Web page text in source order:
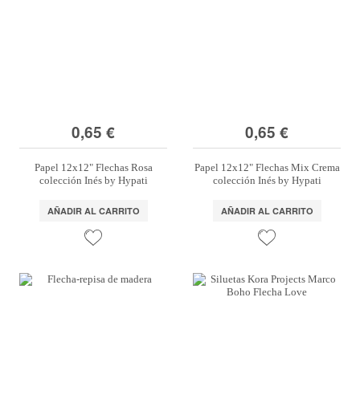
0,65 €
Papel 12x12" Flechas Rosa
colección Inés by Hypati
AÑADIR AL CARRITO
0,65 €
Papel 12x12" Flechas Mix Crema
colección Inés by Hypati
AÑADIR AL CARRITO